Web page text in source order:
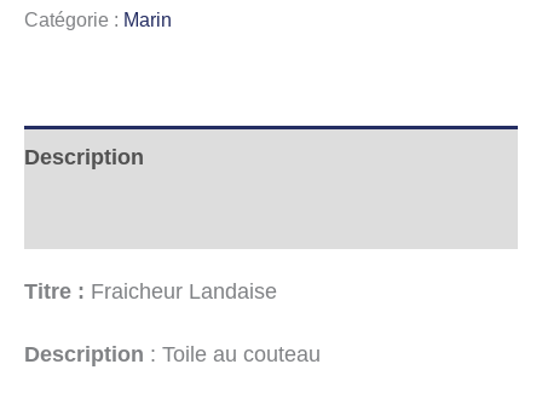
Catégorie : Marin
Description
Titre : Fraicheur Landaise
Description : Toile au couteau